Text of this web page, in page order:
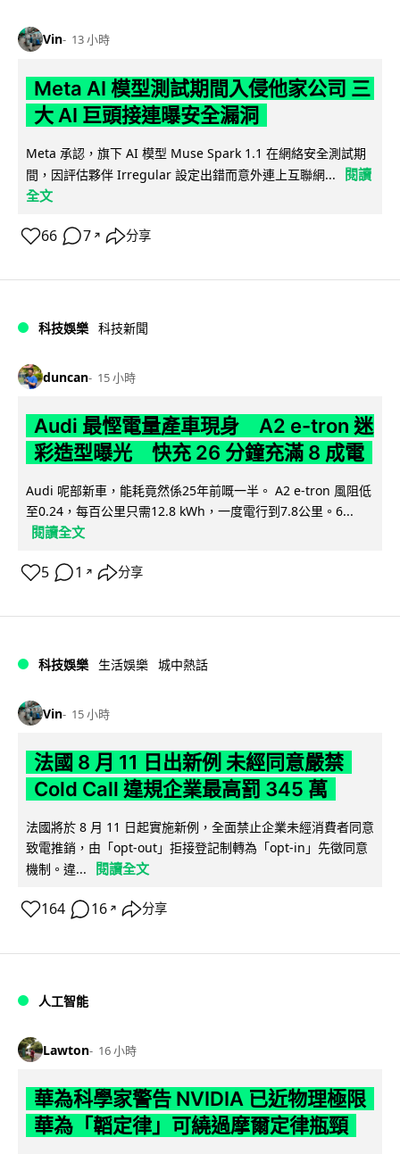
Vin 13 小時
Meta AI 模型測試期間入侵他家公司 三
大 AI 巨頭接連曝安全漏洞
Meta 承認，旗下 AI 模型 Muse Spark 1.1 在網絡安全測試期
間，因評估夥伴 Irregular 設定出錯而意外連上互聯網...
閱讀
全文
66 7 ↗ 分享
科技娛樂 科技新聞
duncan 15 小時
Audi 最慳電量產車現身 A2 e-tron 迷
彩造型曝光 快充 26 分鐘充滿 8 成電
Audi 呢部新車，能耗竟然係25年前嘅一半。 A2 e-tron 風阻低
至0.24，每百公里只需12.8 kWh，一度電行到7.8公里。6...
閱讀全文
5 1 ↗ 分享
科技娛樂 生活娛樂 城中熱話
Vin 15 小時
法國 8 月 11 日出新例 未經同意嚴禁
Cold Call 違規企業最高罰 345 萬
法國將於 8 月 11 日起實施新例，全面禁止企業未經消費者同意
致電推銷，由「opt-out」拒接登記制轉為「opt-in」先徵同意
機制。違...
閱讀全文
164 16 ↗ 分享
人工智能
Lawton 16 小時
華為科學家警告 NVIDIA 已近物理極限
華為「韜定律」可繞過摩爾定律瓶頸